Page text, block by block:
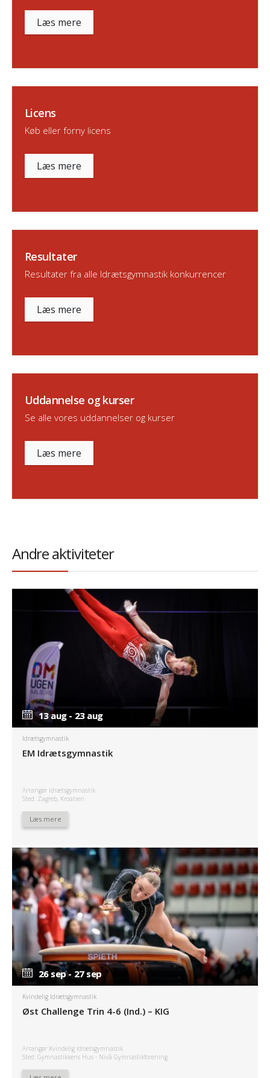
Læs mere
Licens
Køb eller forny licens
Læs mere
Resultater
Resultater fra alle Idrætsgymnastik konkurrencer
Læs mere
Uddannelse og kurser
Se alle vores uddannelser og kurser
Læs mere
Andre aktiviteter
13 aug - 23 aug
13 aug - 23 aug
Idrætsgymnastik
EM Idrætsgymnastik
Arrangør Idrætsgymnastik
Sted: Zagreb, Kroatien
Læs mere
26 sep - 27 sep
26 sep - 27 sep
Kvindelig Idrætsgymnastik
Øst Challenge Trin 4-6 (Ind.) – KIG
Arrangør Kvindelig Idrætsgymnastik
Sted: Gymnastikkens Hus - Nivå Gymnastikforening